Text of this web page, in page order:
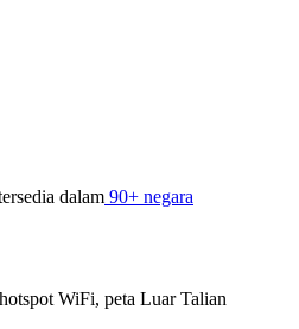
dalam 90+ negara
WiFi, peta Luar Talian